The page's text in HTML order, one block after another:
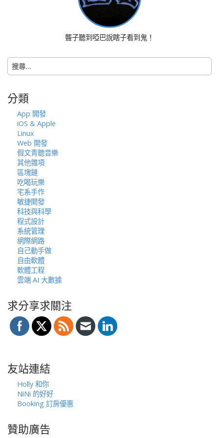
i
o
n
聾子聽到啞巴說瞎子看到鬼！
搜
尋
字:
分類
App 開發
iOS & Apple
Linux
Web 開發
假文青聽音樂
其他雜項
區塊鏈
吃喝玩樂
宅系手作
敏捷開發
科技與科學
程式設計
系統管理
網際網路
自己動手做
自由軟體
軟體工程
雲端 AI 大數據
求分享求關注
友站連結
Holly 和你
NiNi 的好好
Booking 訂房優惠
贊助廣告